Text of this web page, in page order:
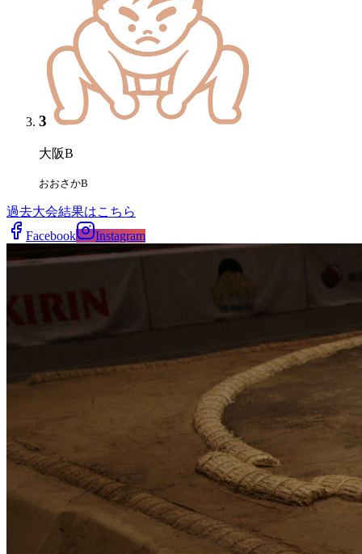
3
大阪B
おおさかB
過去大会結果はこちら
Facebook
Instagram